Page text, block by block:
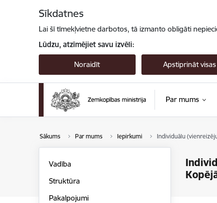
Sīkdatnes
Lai šī tīmekļvietne darbotos, tā izmanto obligāti
Lūdzu, atzīmējiet savu izvēli:
Noraidīt Apstiprināt visas
Par mums
Sākums Par mums Iepirkumi Individuālu
Vadība
Struktūra
Pakalpojumi